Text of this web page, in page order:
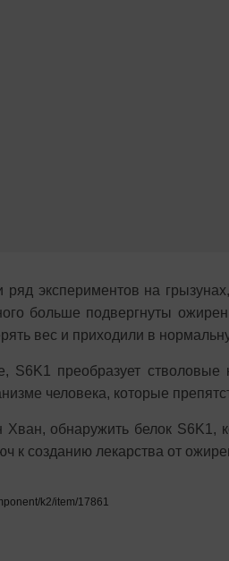
ряд экспериментов на
больше подвергнуты
вес и приходили в
S6K1 преобразует
человека, которые
обнаружить белок S6K1,
к созданию лекарства от
k2/item/17861